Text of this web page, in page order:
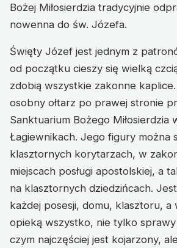
Bożej Miłosierdzia tradycyjnie
nowenna do św. Józefa.
Święty Józef jest jednym z
od początku cieszy się wielką
zdobią wszystkie zakonne
osobny ołtarz po prawej stronie
Sanktuarium Bożego Miłosierdzia
Łagiewnikach. Jego figury można
klasztornych korytarzach, w
miejscach posługi apostolskiej, a
na klasztornych dziedzińcach.
każdej posesji, domu, klasztoru, a
opieką wszystko, nie tylko
czym najczęściej jest kojarzony,